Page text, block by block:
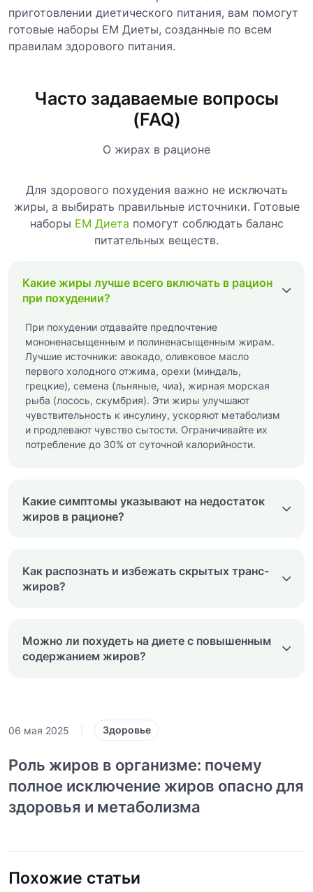
приготовлении диетического питания, вам помогут
готовые наборы EM Диеты, созданные по всем
правилам здорового питания.
Часто задаваемые вопросы
(FAQ)
О жирах в рационе
Для здорового похудения важно не исключать
жиры, а выбирать правильные источники. Готовые
наборы ЕМ Диета помогут соблюдать баланс
питательных веществ.
Какие жиры лучше всего включать в рацион
при похудении?
При похудении отдавайте предпочтение
мононенасыщенным и полиненасыщенным жирам.
Лучшие источники: авокадо, оливковое масло
первого холодного отжима, орехи (миндаль,
грецкие), семена (льняные, чиа), жирная морская
рыба (лосось, скумбрия). Эти жиры улучшают
чувствительность к инсулину, ускоряют метаболизм
и продлевают чувство сытости. Ограничивайте их
потребление до 30% от суточной калорийности.
Какие симптомы указывают на недостаток
жиров в рационе?
Как распознать и избежать скрытых транс-
жиров?
Можно ли похудеть на диете с повышенным
содержанием жиров?
06 мая 2025 Здоровье
Роль жиров в организме: почему
полное исключение жиров опасно для
здоровья и метаболизма
Похожие статьи